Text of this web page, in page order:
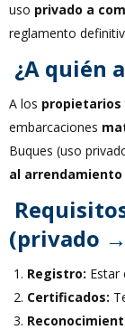
uso privado a
reglamento
¿A quién
A los propietarios
embarcaciones
Buques (uso
al
(privado
Registro: Estar
Certificados: